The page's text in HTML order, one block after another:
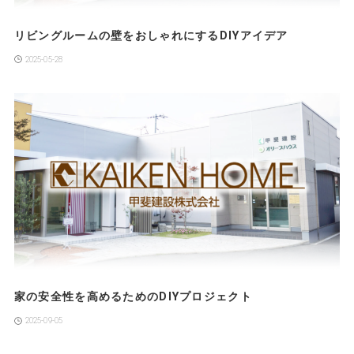
リビングルームの壁をおしゃれにするDIYアイデア
2025-05-28
家の安全性を高めるためのDIYプロジェクト
2025-09-05